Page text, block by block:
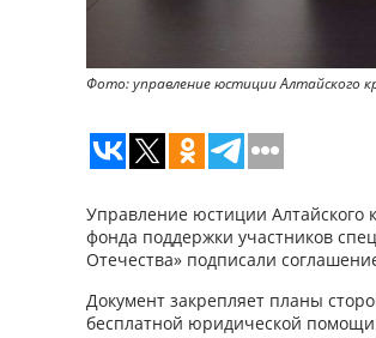
Фото: управление юстиции Алтайского
Управление юстиции Алтайского
фонда поддержки участников
Отечества» подписали
Документ закрепляет планы
бесплатной юридической